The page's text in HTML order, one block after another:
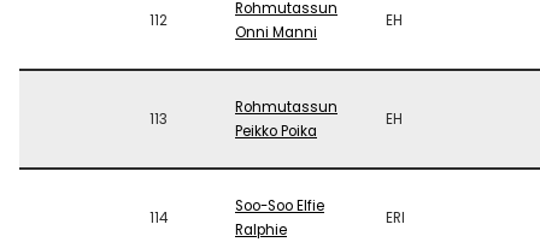
112
Rohmutassun
Onni Manni
EH
113
Rohmutassun
Peikko Poika
EH
114
Soo-Soo Elfie
Ralphie
ERI